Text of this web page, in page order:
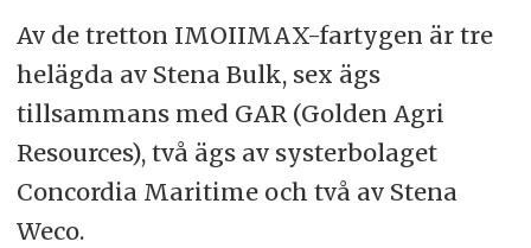
Av de tretton IMOIIMAX-fartygen är tre
helägda av Stena Bulk, sex ägs
tillsammans med GAR (Golden Agri
Resources), två ägs av systerbolaget
Concordia Maritime och två av Stena
Weco.